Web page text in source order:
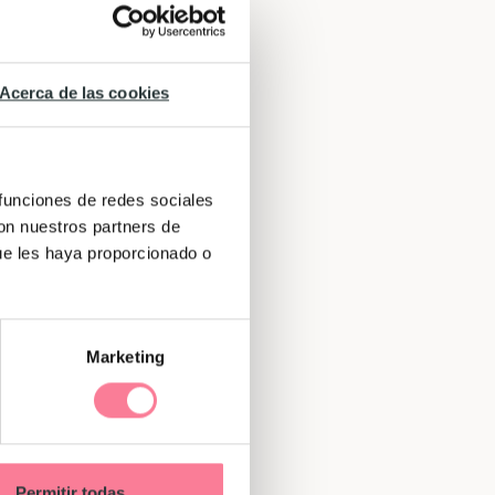
Acerca de las cookies
de redes sociales
nuestros partners de
les haya proporcionado o
Marketing